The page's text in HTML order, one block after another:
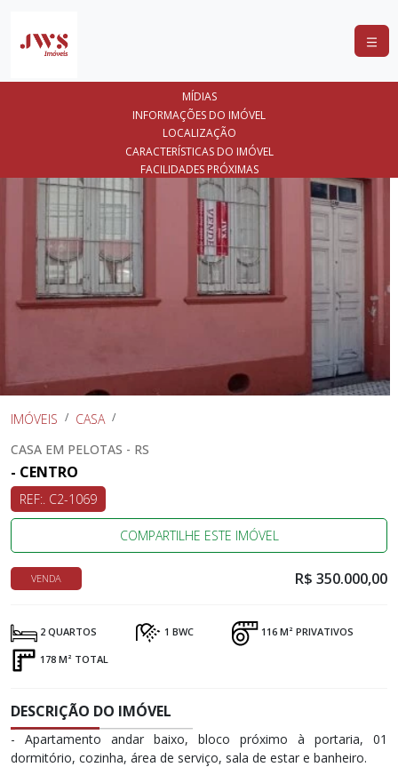
COMPRAR
LANÇAMENTOS
ANUNCIE
SEU
IMÓVEL
CONTATO
MÍDIAS
INFORMAÇÕES DO IMÓVEL
LOCALIZAÇÃO
CARACTERÍSTICAS DO IMÓVEL
FACILIDADES PRÓXIMAS
IMÓVEIS
CASA
CASA EM PELOTAS - RS
- CENTRO
REF:. C2-1069
COMPARTILHE ESTE IMÓVEL
VENDA R$ 350.000,00
2 QUARTOS 1 BWC 116 M² PRIVATIVOS
178 M² TOTAL
DESCRIÇÃO DO IMÓVEL
- Apartamento andar baixo, bloco próximo à portaria, 01
dormitório, cozinha, área de serviço, sala de estar e banheiro.